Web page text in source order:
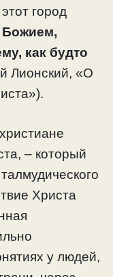
город
Божием,
как будто
Лионский, «О
– который
Христа
у людей,